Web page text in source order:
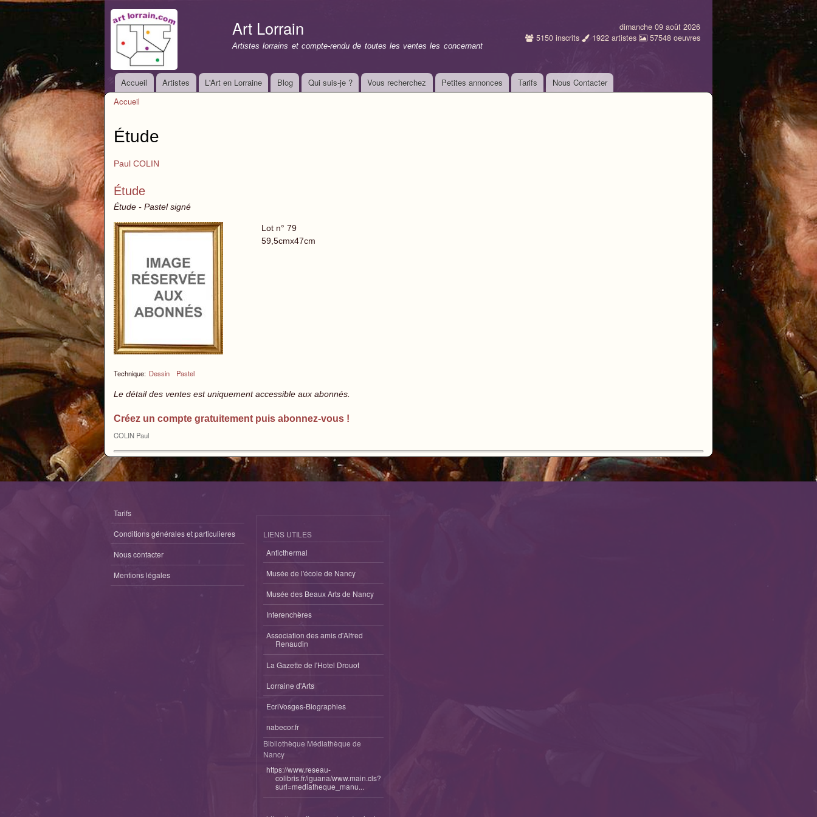
Art Lorrain
Artistes lorrains et compte-rendu de toutes les ventes les concernant
dimanche 09 août 2026
5150 inscrits 1922 artistes 57548 oeuvres
Menu principal
Accueil Artistes L'Art en Lorraine Blog Qui suis-je ? Vous recherchez Petites annonces Tarifs Nous Contacter
Accueil
Étude
Paul COLIN
Étude
Étude - Pastel signé
Technique: Dessin Pastel
Lot n° 79
59,5cmx47cm
Le détail des ventes est uniquement accessible aux abonnés.
Créez un compte gratuitement puis abonnez-vous !
COLIN Paul
Tarifs
Conditions générales et particulieres
Nous contacter
Mentions légales
LIENS UTILES
Anticthermal
Musée de l'école de Nancy
Musée des Beaux Arts de Nancy
Interenchères
Association des amis d'Alfred
Renaudin
La Gazette de l'Hotel Drouot
Lorraine d'Arts
EcriVosges-Biographies
nabecor.fr
Bibliothèque Médiathèque de
Nancy
https://www.reseau-
colibris.fr/iguana/www.main.cls?
surl=mediatheque_manu...